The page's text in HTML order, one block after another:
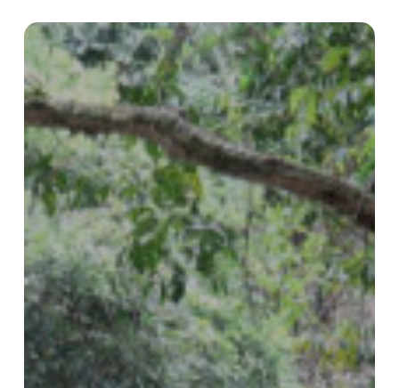
Plano
de
Negócios
Yaripo
Ecoturismo
Yanomami